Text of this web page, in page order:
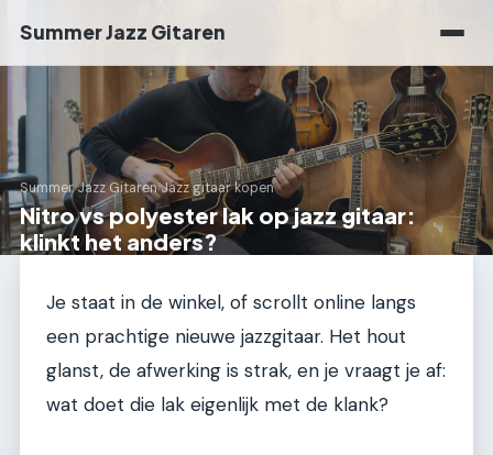
Summer Jazz Gitaren
Summer Jazz Gitaren›Jazz gitaar kopen
Nitro vs polyester lak op jazz gitaar:
klinkt het anders?
Je staat in de winkel, of scrollt online langs
een prachtige nieuwe jazzgitaar. Het hout
glanst, de afwerking is strak, en je vraagt je af:
wat doet die lak eigenlijk met de klank?